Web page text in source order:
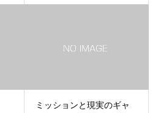
ミッションと現実のギャ